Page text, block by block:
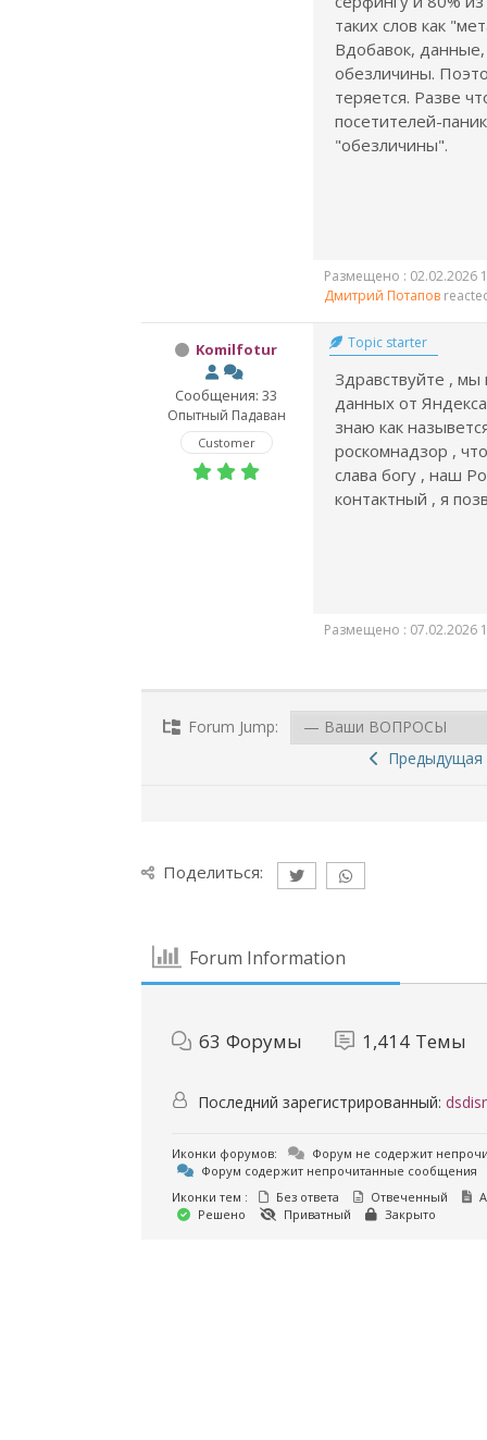
таких слов как
Вдобавок,
обезличины.
теряется. Разве
посетителей-
"обезличины".
Размещено : 02.02.2026
Дмитрий Потапов
Komilfotur
Сообщения: 33
Опытный Падаван
Customer
Topic starter
Здравствуйте , мы
данных от
знаю как
роскомнадзор ,
слава богу , наш
контактный , я
Размещено : 07.02.2026
Forum Jump:
Предыдущая
Поделиться:
Forum Information
63 Форумы 1,414 Темы
Последний зарегистрированный:
Иконки форумов:
Форум не содержит
Форум содержит непрочитанные сообщения
Иконки тем :
Без ответа Отвеченный
Решено
Приватный Закрыто